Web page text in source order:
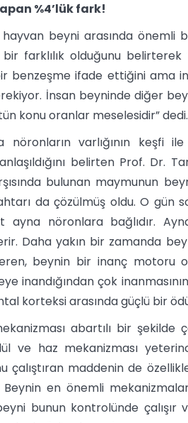
%4’lük fark!
beyni arasında önemli
bir farklılık olduğunu
benzeşme ifade ettiğini ama
İnsan beyninde diğer
konu oranlar meselesidir” dedi.
nöronların varlığının
belirten Prof. Dr.
bulunan maymunun
da çözülmüş oldu. O gün
nöronlara bağlıdır.
Daha yakın bir zamanda
beynin bir inanç motoru
inandığından çok
korteksi arasında güçlü bir
abartılı bir şekilde
ve haz mekanizması
çalıştıran maddenin de
Beynin en önemli
bunun kontrolünde